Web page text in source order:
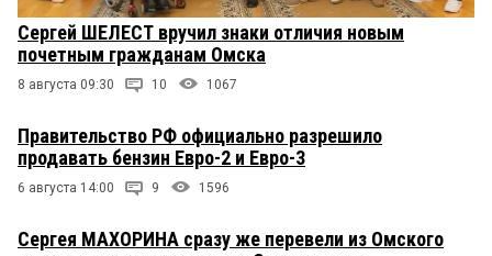
Сергей ШЕЛЕСТ вручил знаки отличия новым
почетным гражданам Омска
8 августа 09:30 10 1067
Правительство РФ официально разрешило
продавать бензин Евро-2 и Евро-3
6 августа 14:00 9 1596
Сергея МАХОРИНА сразу же перевели из Омского